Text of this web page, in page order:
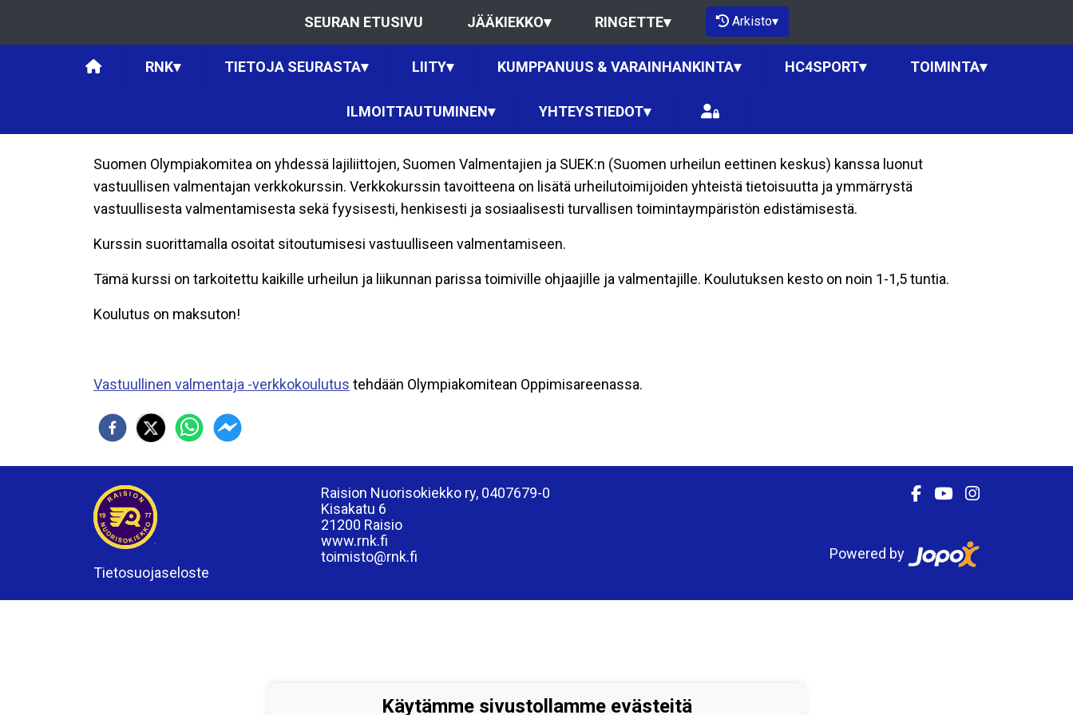
SEURAN ETUSIVU JÄÄKIEKKO▾ RINGETTE▾ Arkisto▾
RNK▾ TIETOJA SEURASTA▾ LIITY▾ KUMPPANUUS & VARAINHANKINTA▾ HC4SPORT▾ TOIMINTA▾
ILMOITTAUTUMINEN▾ YHTEYSTIEDOT▾
Suomen Olympiakomitea on yhdessä lajiliittojen, Suomen Valmentajien ja SUEK:n (Suomen urheilun eettinen keskus) kanssa luonut
vastuullisen valmentajan verkkokurssin. Verkkokurssin tavoitteena on lisätä urheilutoimijoiden yhteistä tietoisuutta ja ymmärrystä
vastuullisesta valmentamisesta sekä fyysisesti, henkisesti ja sosiaalisesti turvallisen toimintaympäristön edistämisestä.
Kurssin suorittamalla osoitat sitoutumisesi vastuulliseen valmentamiseen.
Tämä kurssi on tarkoitettu kaikille urheilun ja liikunnan parissa toimiville ohjaajille ja valmentajille. Koulutuksen kesto on noin 1-1,5 tuntia.
Koulutus on maksuton!
Vastuullinen valmentaja -verkkokoulutus tehdään Olympiakomitean Oppimisareenassa.
Tietosuojaseloste
Raision Nuorisokiekko ry, 0407679-0
Kisakatu 6
21200 Raisio
www.rnk.fi
toimisto@rnk.fi
Powered by
Käytämme sivustollamme evästeitä